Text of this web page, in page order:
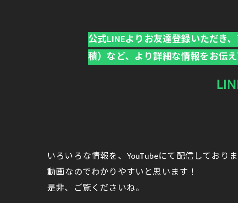
公式LINEよりお友達登録いただき
積）など、より詳細な情報をお伝え
いろいろな情報を、YouTubeにて配信しておりま
動画なのでわかりやすいと思います！
是非、ご覧くださいね。